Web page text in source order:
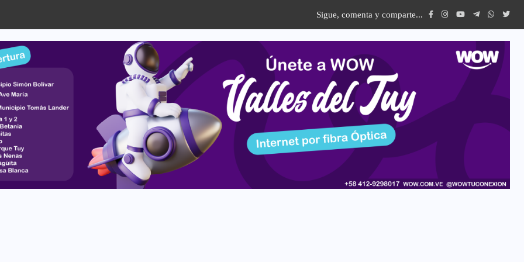
Sigue, comenta y comparte...